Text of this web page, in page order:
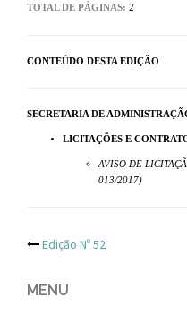
TOTAL DE PÁGINAS: 2
CONTEÚDO DESTA EDIÇÃO
SECRETARIA DE
LICITAÇÕES E
AVISO DE
013/2017)
Post
Edição Nº 52
MENU